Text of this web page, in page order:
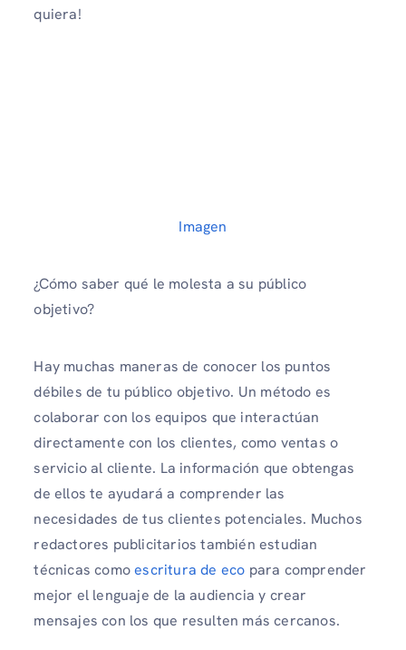
quiera!
Imagen
¿Cómo saber qué le molesta a su público
objetivo?
Hay muchas maneras de conocer los puntos
débiles de tu público objetivo. Un método es
colaborar con los equipos que interactúan
directamente con los clientes, como ventas o
servicio al cliente. La información que obtengas
de ellos te ayudará a comprender las
necesidades de tus clientes potenciales. Muchos
redactores publicitarios también estudian
técnicas comoescritura de eco para comprender
mejor el lenguaje de la audiencia y crear
mensajes con los que resulten más cercanos.